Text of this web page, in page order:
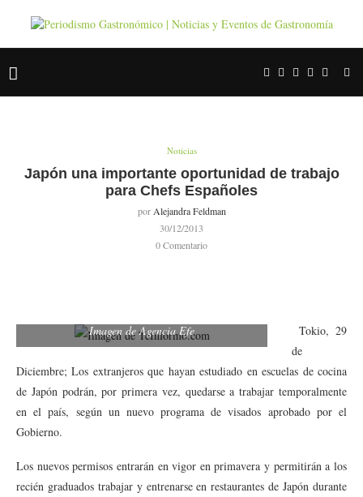
Noticias
Japón una importante oportunidad de trabajo
para Chefs Españoles
por Alejandra Feldman
30/12/2013
0 Comentario
Imagen de Agencia Efe
Tokio, 29
de
Diciembre; Los extranjeros que hayan estudiado en escuelas de cocina
de Japón podrán, por primera vez, quedarse a trabajar temporalmente
en el país, según un nuevo programa de visados aprobado por el
Gobierno.
Los nuevos permisos entrarán en vigor en primavera y permitirán a los
recién graduados trabajar y entrenarse en restaurantes de Japón durante